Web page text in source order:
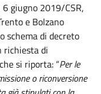
6 giugno 2019/CSR,
e Bolzano
schema di decreto
richiesta di
si riporta: “Per le
o riconversione